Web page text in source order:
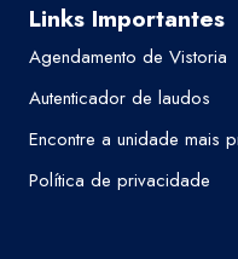
Links Importantes
Agendamento de Vistoria
Autenticador de laudos
Encontre a unidade mais
Política de privacidade